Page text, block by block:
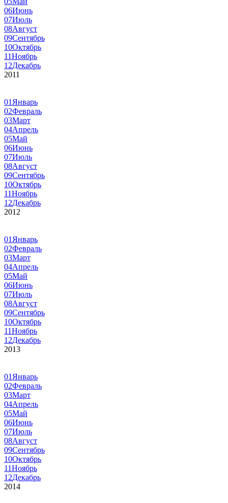
06Июнь
07Июль
08Август
09Сентябрь
10Октябрь
11Ноябрь
12Декабрь
2011
01 Январь
02Февраль
03Март
04Апрель
05Май
06Июнь
07Июль
08Август
09Сентябрь
10Октябрь
11Ноябрь
12Декабрь
2012
01 Январь
02Февраль
03Март
04Апрель
05Май
06Июнь
07Июль
08Август
09Сентябрь
10Октябрь
11Ноябрь
12Декабрь
2013
01 Январь
02Февраль
03Март
04Апрель
05Май
06Июнь
07Июль
08Август
09Сентябрь
10Октябрь
11Ноябрь
12Декабрь
2014